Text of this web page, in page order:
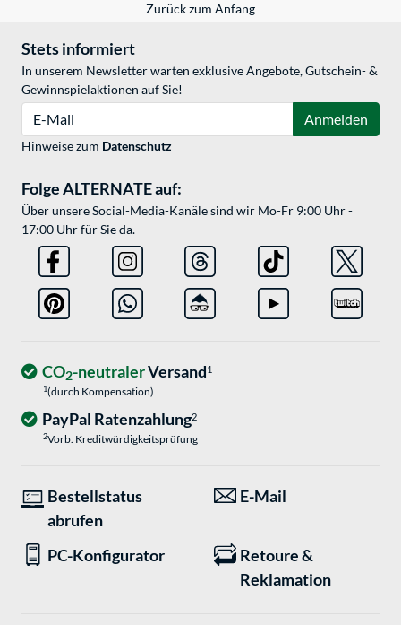
Zurück zum Anfang
Stets informiert
In unserem Newsletter warten exklusive Angebote, Gutschein- &
Gewinnspielaktionen auf Sie!
Anmelden
Hinweise zum Datenschutz
Folge ALTERNATE auf:
Über unsere Social-Media-Kanäle sind wir Mo-Fr 9:00 Uhr -
17:00 Uhr für Sie da.
CO2-neutralerVersand1
1(durch Kompensation)
PayPal Ratenzahlung2
2Vorb. Kreditwürdigkeitsprüfung
Bestellstatus
abrufen
E-Mail
PC-Konfigurator
Retoure &
Reklamation